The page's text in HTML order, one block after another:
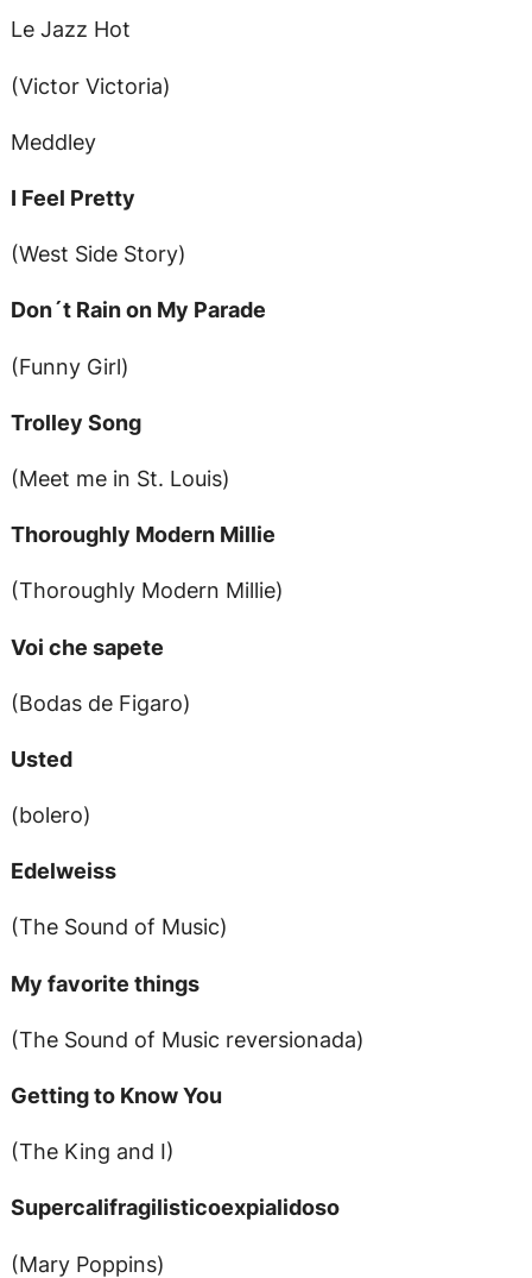
Le Jazz Hot
(Victor Victoria)
Meddley
I Feel Pretty
(West Side Story)
Don´t Rain on My Parade
(Funny Girl)
Trolley Song
(Meet me in St. Louis)
Thoroughly Modern Millie
(Thoroughly Modern Millie)
Voi che sapete
(Bodas de Figaro)
Usted
(bolero)
Edelweiss
(The Sound of Music)
My favorite things
(The Sound of Music reversionada)
Getting to Know You
(The King and I)
Supercalifragilisticoexpialidoso
(Mary Poppins)